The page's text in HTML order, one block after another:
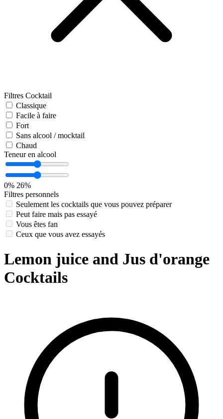
Filtres Cocktail
Classique
Facile à faire
Fort
Sans alcool / mocktail
Chaud
Teneur en alcool
0% 26%
Filtres personnels
Seulement les cocktails que vous pouvez préparer
Peut faire mais pas essayé
Vous êtes fan
Ceux que vous avez essayés
Lemon juice and Jus d'orange
Cocktails